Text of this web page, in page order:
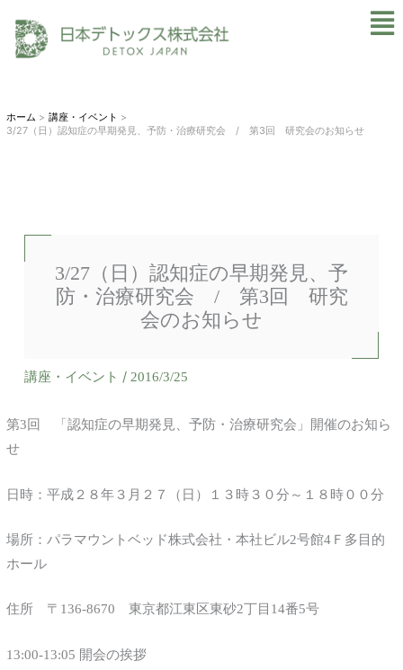
ッ
ホーム
講座・イベント
3/27（日）認知症の早期発見、予防・治療研究会 / 第3回 研究会のお知らせ
3/27（日）認知症の早期発見、予
防・治療研究会 / 第3回 研究
会のお知らせ
講座・イベント / 2016/3/25
第3回 「認知症の早期発見、予防・治療研究会」開催のお知ら
せ
日時：平成２８年３月２７（日）１３時３０分～１８時００分
場所：パラマウントベッド株式会社・本社ビル2号館4Ｆ多目的
ホール
住所 〒136-8670 東京都江東区東砂2丁目14番5号
13:00-13:05 開会の挨拶